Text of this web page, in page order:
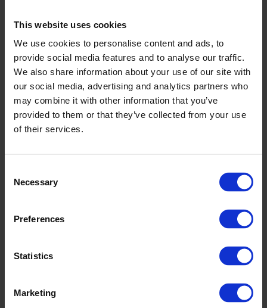
This website uses cookies
We use cookies to personalise content and ads, to
provide social media features and to analyse our traffic.
We also share information about your use of our site with
our social media, advertising and analytics partners who
may combine it with other information that you’ve
provided to them or that they’ve collected from your use
of their services.
Selection
Necessary
Preferences
Statistics
Marketing
Mark Grouwe
Sales responsible CPX Industry
mark.grouwe@cipax.com
+31 (0) 548 515 172